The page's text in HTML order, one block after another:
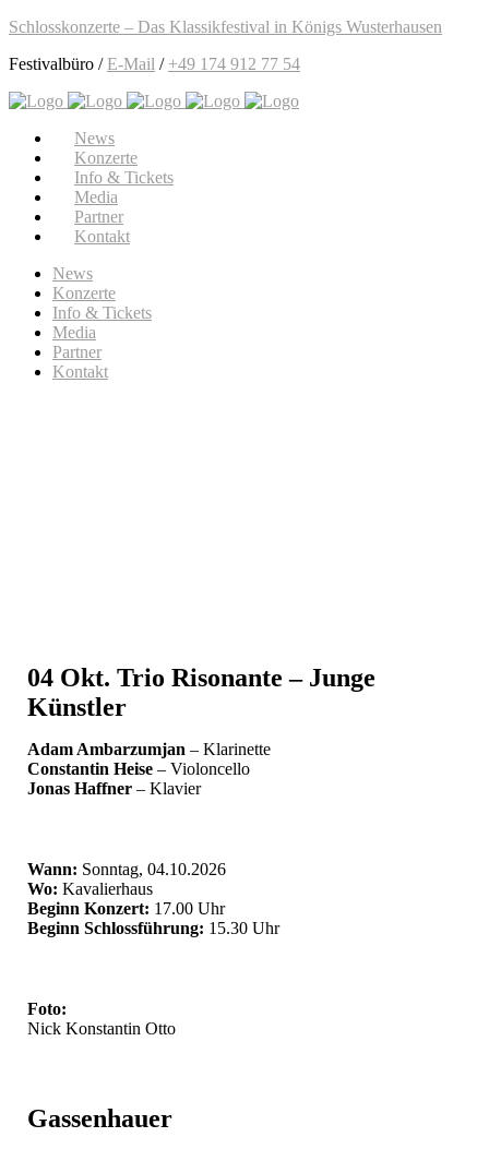
Schlosskonzerte – Das Klassikfestival in Königs Wusterhausen
Festivalbüro /E-Mail / +49 174 912 77 54
News
Konzerte
Info & Tickets
Media
Partner
Kontakt
News
Konzerte
Info & Tickets
Media
Partner
Kontakt
04 Okt. Trio Risonante – Junge
Künstler
Adam Ambarzumjan – Klarinette
Constantin Heise – Violoncello
Jonas Haffner – Klavier
Wann: Sonntag, 04.10.2026
Wo:Kavalierhaus
Beginn Konzert: 17.00 Uhr
Beginn Schlossführung: 15.30 Uhr
Foto:
Nick Konstantin Otto
Gassenhauer